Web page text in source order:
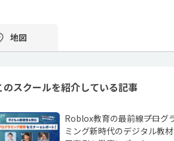
地図
のスクールを紹介している記事
Roblox教育の最前線――プログ
ミング新時代のデジタル教